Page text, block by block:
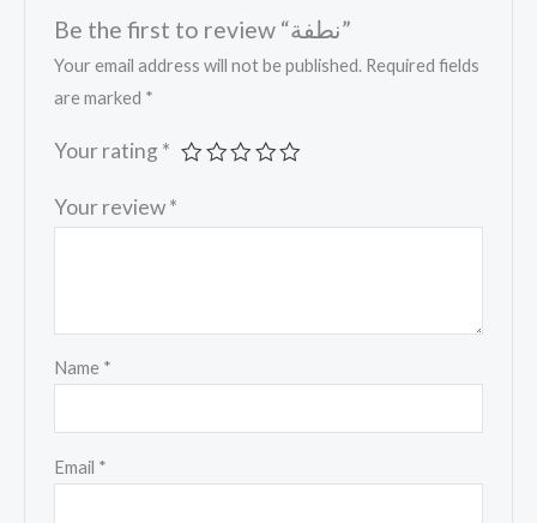
Be the first to review “نطفة”
Your email address will not be published. Required fields
are marked *
Your rating *
Your review*
Name *
Email *